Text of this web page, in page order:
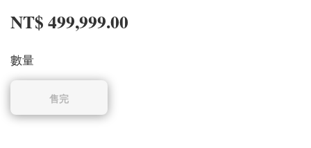
NT$ 499,999.00
數量
售完